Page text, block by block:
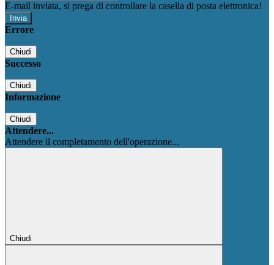
E-mail inviata, si prega di controllare la casella di posta elettronica!
Errore
Chiudi
Successo
Chiudi
Informazione
Chiudi
Attendere...
Attendere il completamento dell'operazione...
Chiudi